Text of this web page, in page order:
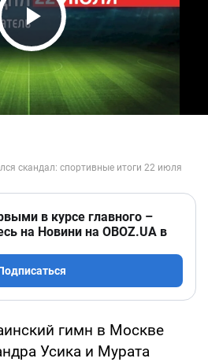
Play Video
в курсе главного –
на Новини на OBOZ.UA в
гимн в Москве
Усика и Мурата